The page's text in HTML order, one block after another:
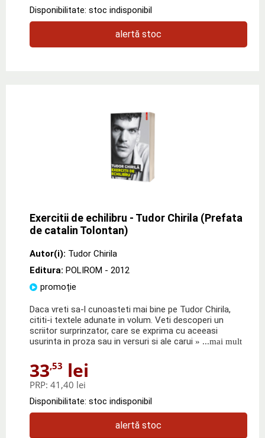
Disponibilitate: stoc indisponibil
alertă stoc
Exercitii de echilibru - Tudor Chirila (Prefata
de catalin Tolontan)
Autor(i): Tudor Chirila
Editura: POLIROM - 2012
promoție
Daca vreti sa-l cunoasteti mai bine pe Tudor Chirila,
cititi-i textele adunate in volum. Veti descoperi un
scriitor surprinzator, care se exprima cu aceeasi
usurinta in proza sau in versuri si ale carui » ...mai mult
33,53 lei
PRP: 41,40 lei
Disponibilitate: stoc indisponibil
alertă stoc